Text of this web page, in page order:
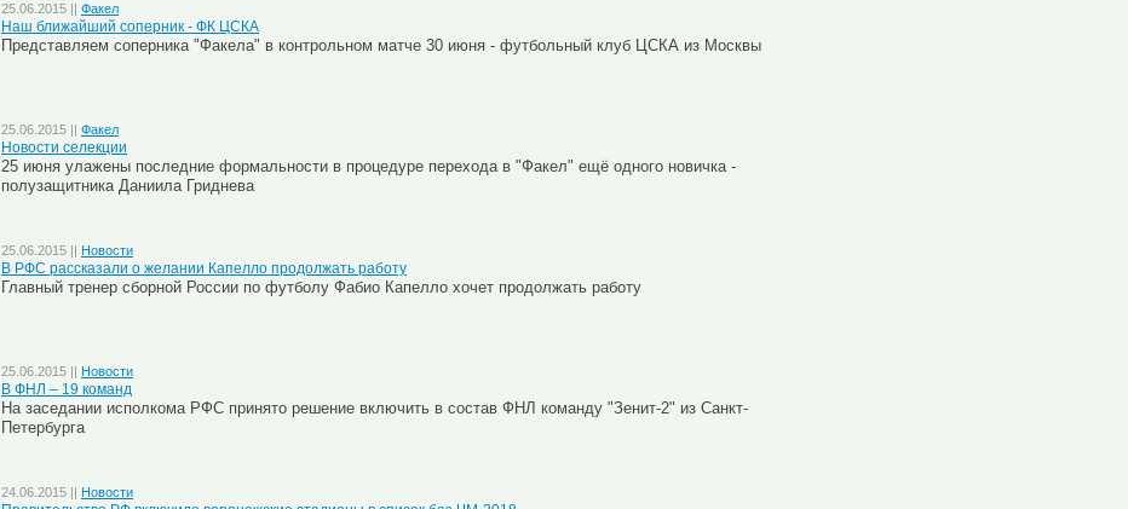
25.06.2015 || Факел
Наш ближайший соперник - ФК ЦСКА
Представляем соперника "Факела" в контрольном матче 30 июня - футбольный клуб ЦСКА из Москвы
25.06.2015 || Факел
Новости селекции
25 июня улажены последние формальности в процедуре перехода в "Факел" ещё одного новичка -
полузащитника Даниила Гриднева
25.06.2015 || Новости
В РФС рассказали о желании Капелло продолжать работу
Главный тренер сборной России по футболу Фабио Капелло хочет продолжать работу
25.06.2015 || Новости
В ФНЛ – 19 команд
На заседании исполкома РФС принято решение включить в состав ФНЛ команду "Зенит-2" из Санкт-
Петербурга
24.06.2015 || Новости